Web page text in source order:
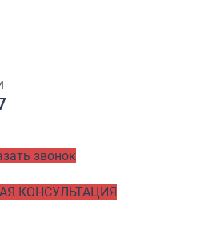
звонок
КОНСУЛЬТАЦИЯ